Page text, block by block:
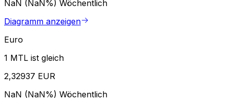
NaN (NaN%) Wöchentlich
Diagramm anzeigen
Euro
1 MTL ist gleich
2,32937 EUR
NaN (NaN%) Wöchentlich